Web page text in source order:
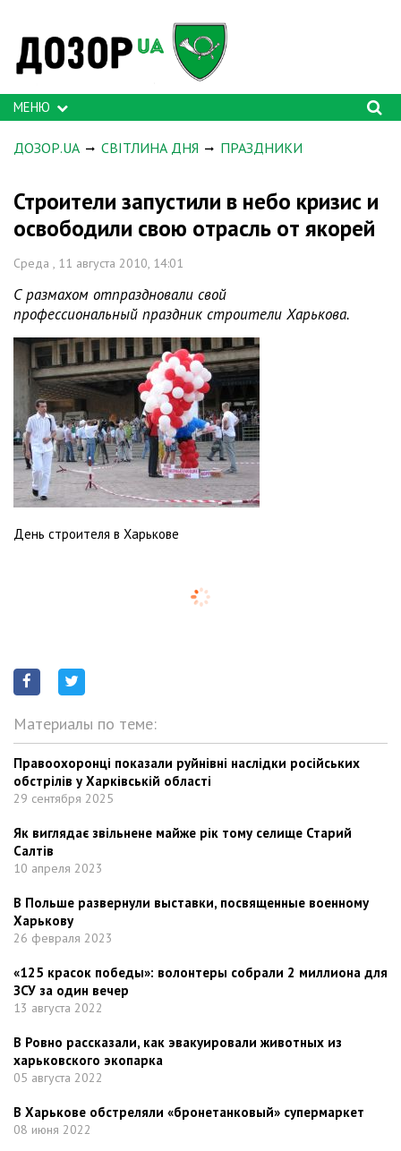
МЕНЮ
ДОЗОР.UA СВІТЛИНА ДНЯ ПРАЗДНИКИ
Строители запустили в небо кризис и
освободили свою отрасль от якорей
Среда , 11 августа 2010, 14:01
С размахом отпраздновали свой
профессиональный праздник строители Харькова.
День строителя в Харькове
Материалы по теме:
Правоохоронці показали руйнівні наслідки російських
обстрілів у Харківській області
29 сентября 2025
Як виглядає звільнене майже рік тому селище Старий
Салтів
10 апреля 2023
В Польше развернули выставки, посвященные военному
Харькову
26 февраля 2023
«125 красок победы»: волонтеры собрали 2 миллиона для
ЗСУ за один вечер
13 августа 2022
В Ровно рассказали, как эвакуировали животных из
харьковского экопарка
05 августа 2022
В Харькове обстреляли «бронетанковый» супермаркет
08 июня 2022